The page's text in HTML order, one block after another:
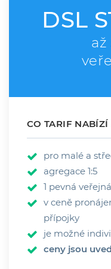
DSL
CO TARIF NABÍZÍ
pro malé a
agregace 1:5
1 pevná
v ceně
přípojky
je možné
ceny jsou